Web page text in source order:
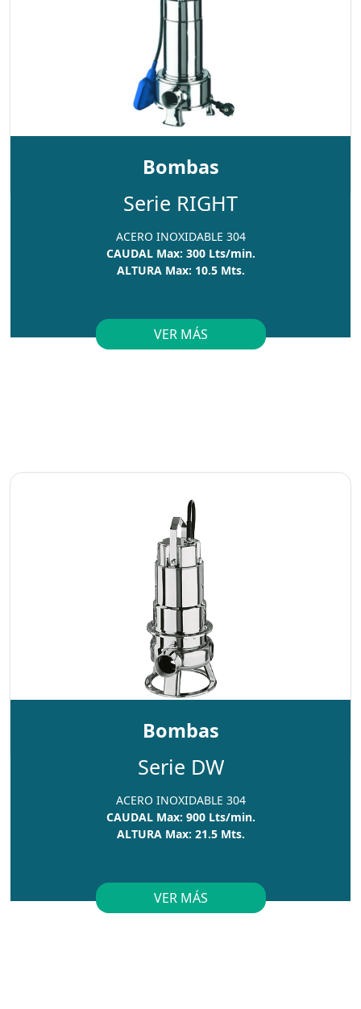
Bombas
Serie RIGHT
ACERO INOXIDABLE 304
CAUDAL Max: 300 Lts/min.
ALTURA Max: 10.5 Mts.
VER MÁS
Bombas
Serie DW
ACERO INOXIDABLE 304
CAUDAL Max: 900 Lts/min.
ALTURA Max: 21.5 Mts.
VER MÁS